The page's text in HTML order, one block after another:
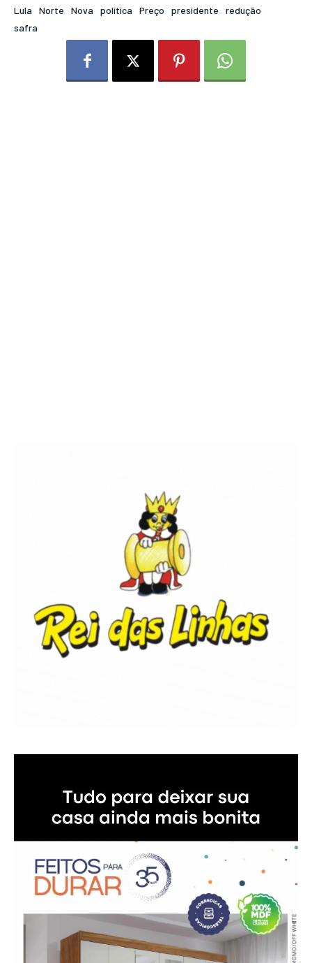
Lula
Norte Nova política Preço presidente
redução
safra